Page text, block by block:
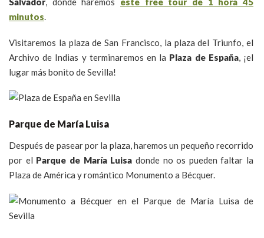
minutos.
Visitaremos la plaza de San Francisco, la plaza del Triunfo, el
Archivo de Indias y terminaremos en la Plaza de España, ¡el
lugar más bonito de Sevilla!
Parque de María Luisa
Después de pasear por la plaza, haremos un pequeño recorrido
por el Parque de María Luisa donde no os pueden faltar la
Plaza de América y romántico Monumento a Bécquer.